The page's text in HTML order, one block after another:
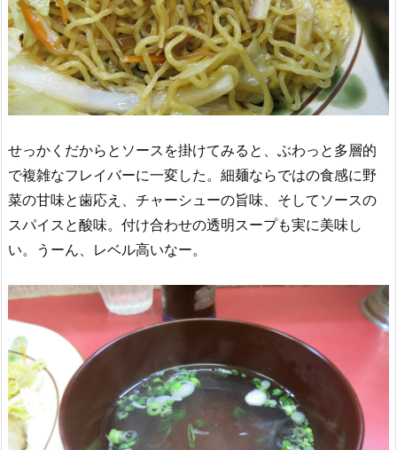
せっかくだからとソースを掛けてみると、ぶわっと多層的
で複雑なフレイバーに一変した。細麺ならではの食感に野
菜の甘味と歯応え、チャーシューの旨味、そしてソースの
スパイスと酸味。付け合わせの透明スープも実に美味し
い。うーん、レベル高いなー。